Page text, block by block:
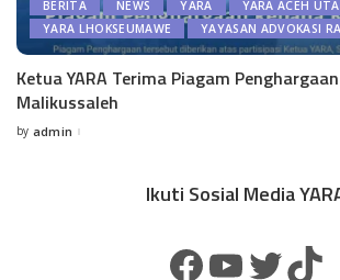
BERITA NEWS YARA
YARA ACEH
YARA LHOKSEUMAWE
YAYASAN ADVOKASI
Ketua YARA Terima Piagam
Malikussaleh
by admin
Ikuti Sosial Media